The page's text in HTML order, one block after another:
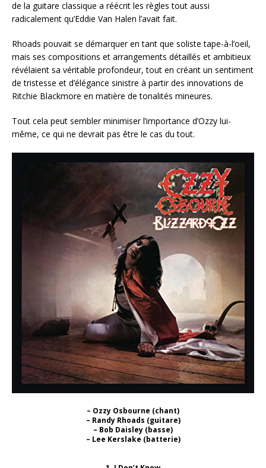
de la guitare classique a réécrit les règles tout aussi
radicalement qu’Eddie Van Halen l’avait fait.
Rhoads pouvait se démarquer en tant que soliste tape-à-l’oeil,
mais ses compositions et arrangements détaillés et ambitieux
révélaient sa véritable profondeur, tout en créant un sentiment
de tristesse et d’élégance sinistre à partir des innovations de
Ritchie Blackmore en matière de tonalités mineures.
Tout cela peut sembler minimiser l’importance d’Ozzy lui-
même, ce qui ne devrait pas être le cas du tout.
– Ozzy Osbourne (chant)
– Randy Rhoads (guitare)
– Bob Daisley (basse)
– Lee Kerslake (batterie)